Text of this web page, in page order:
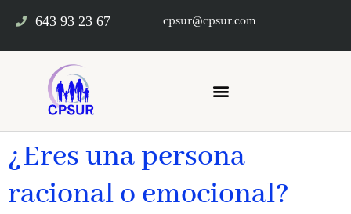
643 93 23 67 cpsur@cpsur.com
¿Eres una persona
racional o emocional?